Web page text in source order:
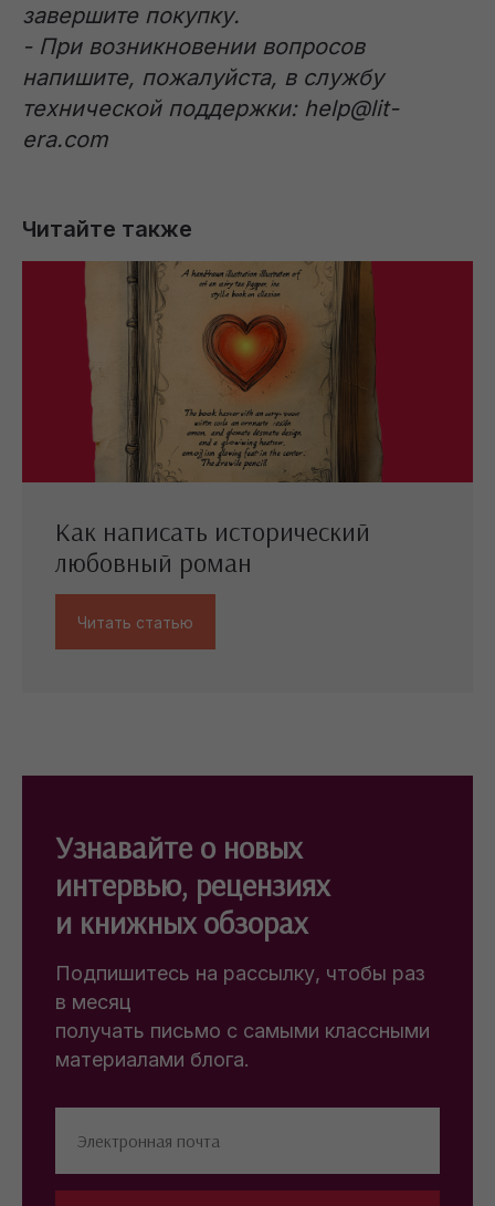
завершите покупку.
- При возникновении вопросов
напишите, пожалуйста, в службу
технической поддержки: help@lit-
era.com
Читайте также
Как написать исторический
любовный роман
Читать статью
Узнавайте о новых
интервью, рецензиях
и книжных обзорах
Подпишитесь на рассылку, чтобы раз
в месяц
получать письмо с самыми классными
материалами блога.